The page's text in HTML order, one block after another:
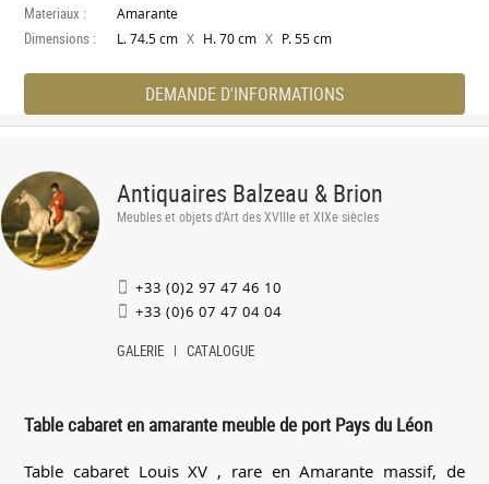
Materiaux : Amarante
Dimensions : L. 74.5 cm X H. 70 cm X P. 55 cm
DEMANDE D'INFORMATIONS
Antiquaires Balzeau & Brion
Meubles et objets d'Art des XVIIIe et XIXe siècles
+33 (0)2 97 47 46 10
+33 (0)6 07 47 04 04
GALERIE CATALOGUE
Table cabaret en amarante meuble de port Pays du Léon
Table cabaret Louis XV , rare en Amarante massif, de